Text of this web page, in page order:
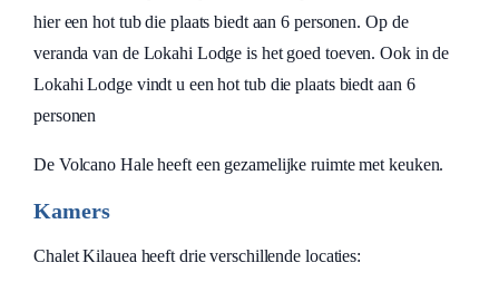
hier een hot tub die plaats biedt aan 6 personen. Op de
veranda van de Lokahi Lodge is het goed toeven. Ook in de
Lokahi Lodge vindt u een hot tub die plaats biedt aan 6
personen
De Volcano Hale heeft een gezamelijke ruimte met keuken.
Kamers
Chalet Kilauea heeft drie verschillende locaties: